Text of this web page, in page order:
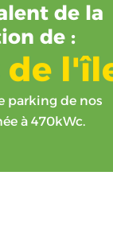
de la
de :
de
parking de nos
à 470kWc.